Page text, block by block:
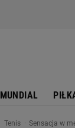
MUNDIAL
Tenis Sensacja w